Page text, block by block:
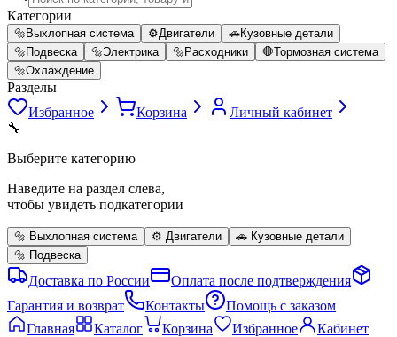
Категории
🔩 Выхлопная система ⚙️Двигатели 🚗Кузовные детали
🔩 Подвеска 🔩Электрика 🔩 Расходники 🛑Тормозная система
🔩Охлаждение
Разделы
Избранное
Корзина
Личный кабинет
🔧
Выберите категорию
Наведите на раздел слева,
чтобы увидеть подкатегории
🔩 Выхлопная система ⚙️ Двигатели 🚗 Кузовные детали
🔩 Подвеска
Доставка по России
Оплата после подтверждения
Гарантия и возврат
Контакты
Помощь с заказом
Главная
Каталог Корзина Избранное
Кабинет